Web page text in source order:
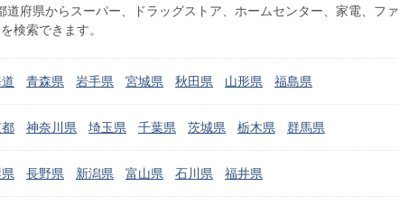
道府県からスーパー、ドラッグストア、ホームセンター、家電、ファ
検索できます。
青森県 岩手県 宮城県 秋田県 山形県 福島県
神奈川県 埼玉県 千葉県 茨城県 栃木県 群馬県
長野県 新潟県 富山県 石川県 福井県